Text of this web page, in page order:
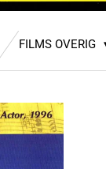
FILMS OVERIG